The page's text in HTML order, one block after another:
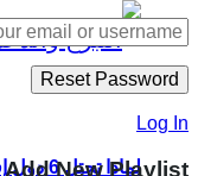
لماذا
Log In
Add New Playlist